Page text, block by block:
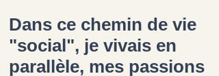
Dans ce chemin de vie
"social", je vivais en
parallèle, mes passions